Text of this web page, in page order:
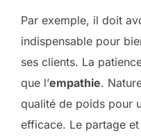
Par exemple, il doit
indispensable pour
ses clients. La
que l’empathie.
qualité de poids pour
efficace. Le partage